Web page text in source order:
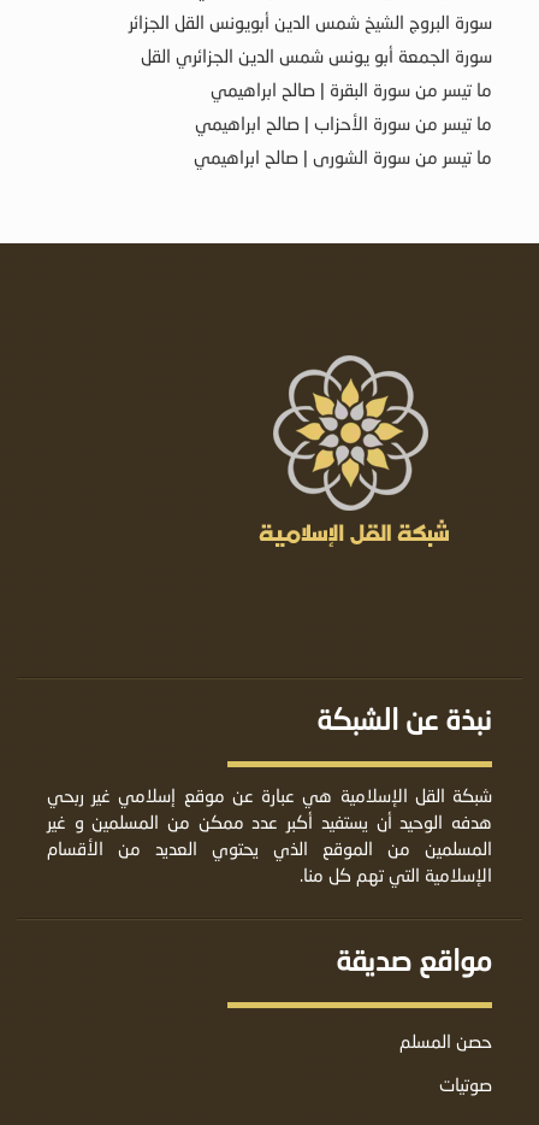
سورة البروج الشيخ شمس الدين أبويونس القل الجزائر
سورة الجمعة أبو يونس شمس الدين الجزائري القل
ما تيسر من سورة البقرة | صالح ابراهيمي
ما تيسر من سورة الأحزاب | صالح ابراهيمي
ما تيسر من سورة الشورى | صالح ابراهيمي
نبذة عن الشبكة
شبكة القل الإسلامية هي عبارة عن موقع إسلامي غير ربحي
هدفه الوحيد أن يستفيد أكبر عدد ممكن من المسلمين و غير
المسلمين من الموقع الذي يحتوي العديد من الأقسام
الإسلامية التي تهم كل منا.
مواقع صديقة
حصن المسلم
صوتيات